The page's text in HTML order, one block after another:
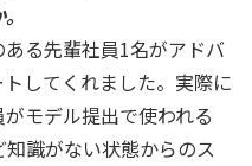
る先輩社員1名がアドバ
してくれました。実際に
モデル提出で使われる
識がない状態からのス